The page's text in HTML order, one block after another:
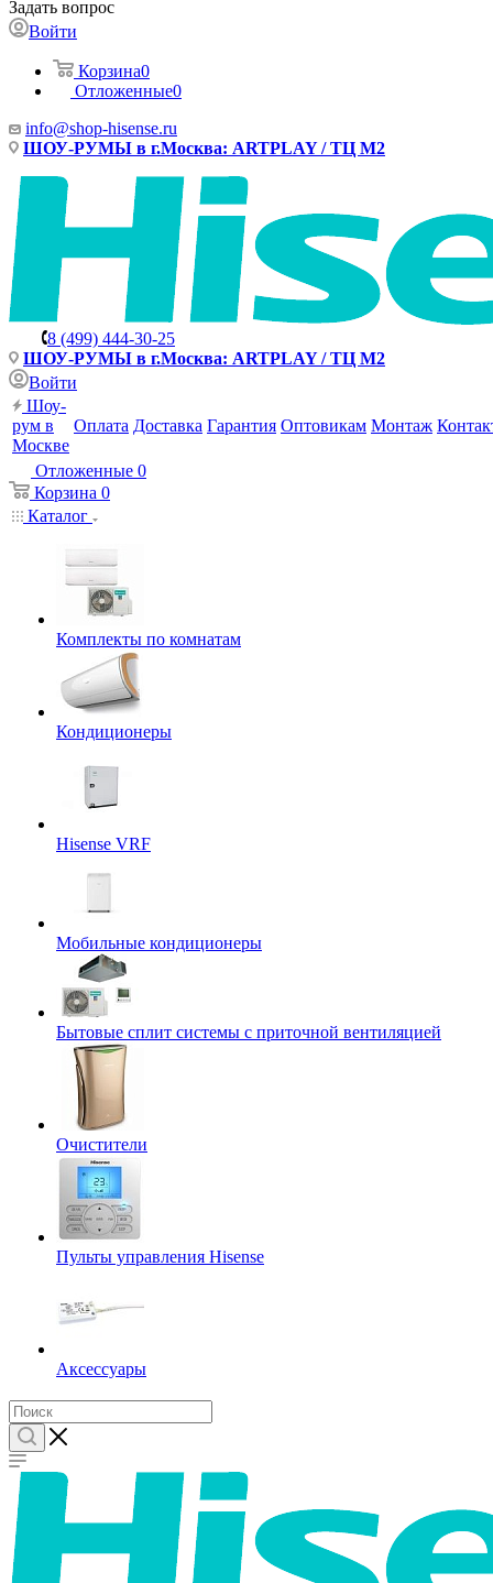
Задать вопрос
Войти
Корзина0
Отложенные0
info@shop-hisense.ru
ШОУ-РУМЫ в г.Москва: ARTPLAY / ТЦ М2
8 (499) 444-30-25
ШОУ-РУМЫ в г.Москва: ARTPLAY / ТЦ М2
Войти
Шоу-
рум в
Москве
Оплата Доставка Гарантия Оптовикам Монтаж
Отложенные 0
Корзина 0
Каталог
Комплекты по комнатам
Кондиционеры
Hisense VRF
Мобильные кондиционеры
Бытовые сплит системы с приточной вентиляцией
Очистители
Пульты управления Hisense
Аксессуары